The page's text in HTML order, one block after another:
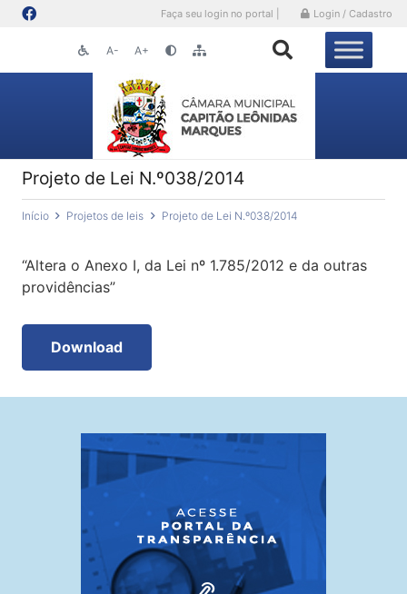
Faça seu login no portal | Login / Cadastro
A- A+
Projeto de Lei N.º038/2014
Início Projetos de leis Projeto de Lei N.º038/2014
“Altera o Anexo I, da Lei nº 1.785/2012 e da outras
providências”
Download